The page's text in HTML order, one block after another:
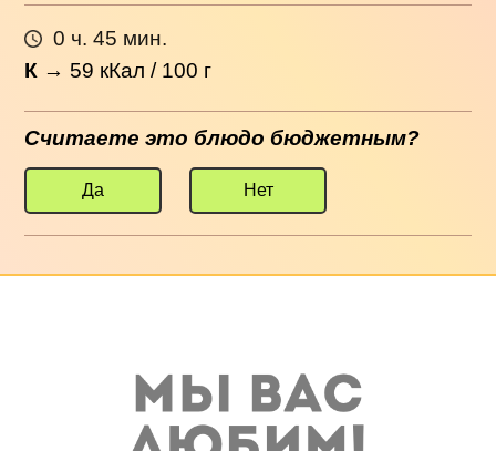
0 ч. 45 мин.
К → 59 кКал / 100 г
Считаете это блюдо бюджетным?
Да Нет